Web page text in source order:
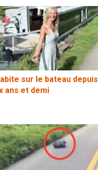
sur le bateau depuis
ans et demi